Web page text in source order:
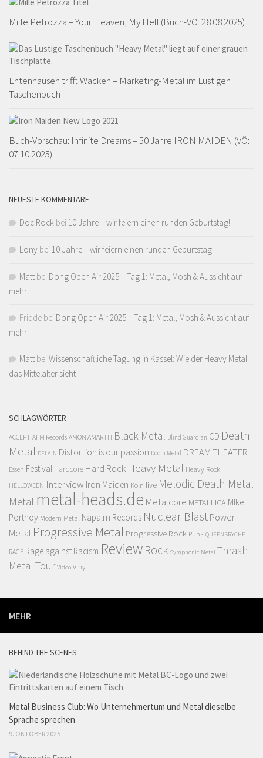
Mille Petrozza – Your Heaven, My Hell (Buch-VÖ: 28.08.2025)
Entenhausen trifft Wacken – Marketing-Metal im Lustigen
Taschenbuch
Buch-Vorschau: Infinite Dreams – 50 Jahre IRON MAIDEN (VÖ:
07.10.2025)
NEUESTE KOMMENTARE
Doc Rock bei 10 Jahre – wir feiern einen runden Geburtstag!
Lony bei 10 Jahre – wir feiern einen runden Geburtstag!
Matt bei Dong Open Air 2025 – Tag 1: Metal, Mosh & Aussicht auf
mehr
Fridde bei Dong Open Air 2025 – Tag 1: Metal, Mosh & Aussicht auf
mehr
Matt bei Wissenschaftliche Tagung in Kassel: Wie der Heavy Metal
das Mittelalter sieht
SCHLAGWÖRTER
ACCEPT AFM Records AMON AMARTH Black Metal Blind Guardian CD Death
Metal DELAIN Distortion is our passion Doom Metal DREAM THEATER
Essen Festival Hardcore Hard Rock Heavy Metal Heavy Rock
HELLOWEEN Interview Iron Maiden Köln live Melodic Death Metal
Metal metal-heads.de Metalcore METALLICA MIke
Portnoy Modern Metal Napalm Records Nuclear Blast Power
Metal Progressive Metal Progressive Rock Punk QUEENSRYCHE
RAGE Rage against Racism Review Rock Symphonic Metal Thrash
MetalTour Video Vinyl
MEHR
BEHIND THE SCENES
Metal Business Club: Wo Unternehmertum und Metal dieselbe
Sprache sprechen
9. OKTOBER 2025